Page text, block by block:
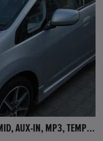
HONDA JAZZ 1.4 SI, CD, USB, I-MID, AUX-IN, MP3, TEMPOMAT